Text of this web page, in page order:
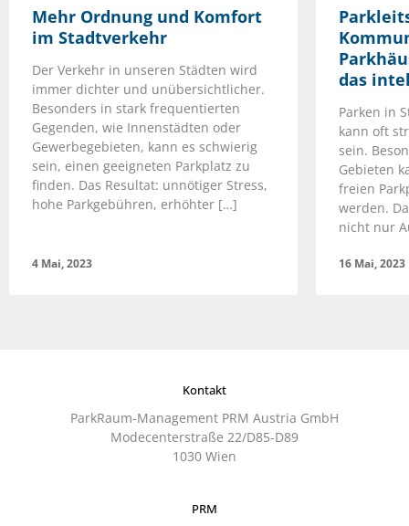
Mehr Ordnung und Komfort
im Stadtverkehr
Der Verkehr in unseren Städten wird
immer dichter und unübersichtlicher.
Besonders in stark frequentierten
Gegenden, wie Innenstädten oder
Gewerbegebieten, kann es schwierig
sein, einen geeigneten Parkplatz zu
finden. Das Resultat: unnötiger Stress,
hohe Parkgebühren, erhöhter […]
4 Mai, 2023
das
Parken in
kann oft
sein.
Gebieten
freien
werden.
nicht nur
16 Mai, 2023
Kontakt
ParkRaum-Management PRM Austria GmbH
Modecenterstraße 22/D85-D89
1030 Wien
PRM